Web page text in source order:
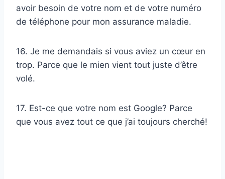
avoir besoin de votre nom et de votre numéro
de téléphone pour mon assurance maladie.
16. Je me demandais si vous aviez un cœur en
trop. Parce que le mien vient tout juste d’être
volé.
17. Est-ce que votre nom est Google? Parce
que vous avez tout ce que j’ai toujours cherché!